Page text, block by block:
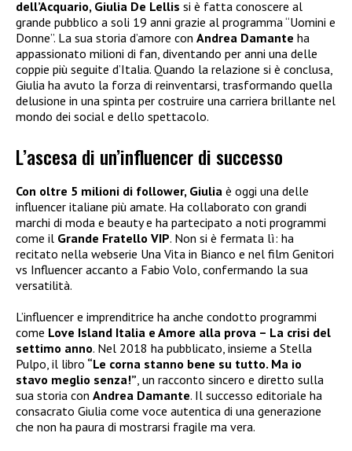
dell’Acquario, Giulia De Lellis si è fatta conoscere al
grande pubblico a soli 19 anni grazie al programma “Uomini e
Donne”. La sua storia d’amore con Andrea Damante ha
appassionato milioni di fan, diventando per anni una delle
coppie più seguite d’Italia. Quando la relazione si è conclusa,
Giulia ha avuto la forza di reinventarsi, trasformando quella
delusione in una spinta per costruire una carriera brillante nel
mondo dei social e dello spettacolo.
L’ascesa di un’influencer di successo
Con oltre 5 milioni di follower, Giulia è oggi una delle
influencer italiane più amate. Ha collaborato con grandi
marchi di moda e beauty e ha partecipato a noti programmi
come il Grande Fratello VIP. Non si è fermata lì: ha
recitato nella webserie Una Vita in Bianco e nel film Genitori
vs Influencer accanto a Fabio Volo, confermando la sua
versatilità.
L’influencer e imprenditrice ha anche condotto programmi
come Love Island Italia e Amore alla prova – La crisi del
settimo anno. Nel 2018 ha pubblicato, insieme a Stella
Pulpo, il libro “Le corna stanno bene su tutto. Ma io
stavo meglio senza!” , un racconto sincero e diretto sulla
sua storia con Andrea Damante. Il successo editoriale ha
consacrato Giulia come voce autentica di una generazione
che non ha paura di mostrarsi fragile ma vera.